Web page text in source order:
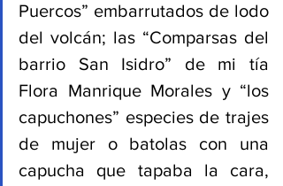
Puercos” embarrutados de lodo
del volcán; las “Comparsas del
barrio San Isidro” de mi tía
Flora Manrique Morales y “los
capuchones” especies de trajes
de mujer o batolas con una
capucha que tapaba la cara,